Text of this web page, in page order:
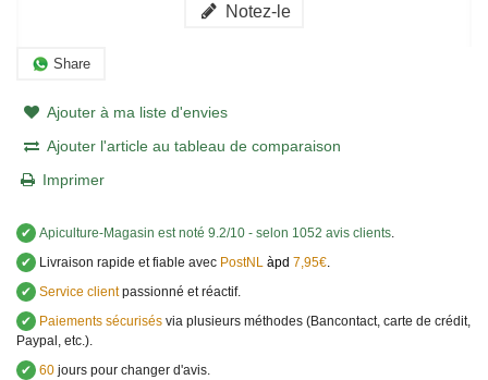
Notez-le
Share
Ajouter à ma liste d'envies
Ajouter l'article au tableau de comparaison
Imprimer
✔ Apiculture-Magasin est noté 9.2/10 - selon 1052 avis clients.
✔
Livraison rapide et fiable avec PostNL àpd 7,95€.
✔ Service clientpassionné et réactif.
✔
Paiements sécurisés via plusieurs méthodes (Bancontact, carte de crédit,
Paypal, etc.).
✔ 60 jours pour changer d'avis.